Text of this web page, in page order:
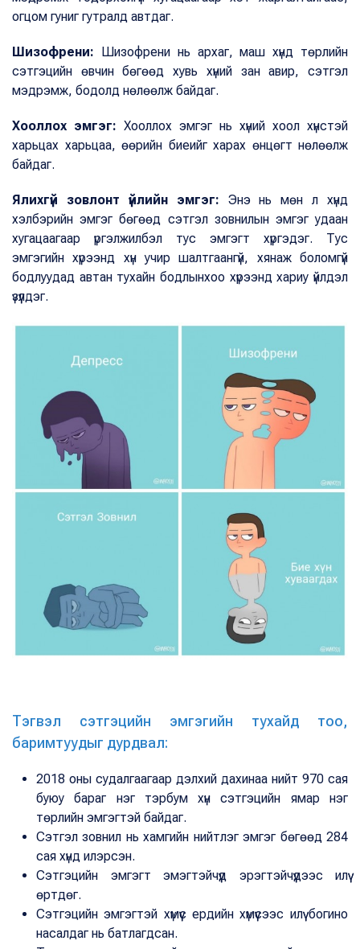
огцом гуниг гутралд автдаг.
Шизофрени: Шизофрени нь архаг, маш хүнд төрлийн
сэтгэцийн өвчин бөгөөд хувь хүний зан авир, сэтгэл
мэдрэмж, бодолд нөлөөлж байдаг.
Хооллох эмгэг: Хооллох эмгэг нь хүний хоол хүнстэй
харьцах харьцаа, өөрийн биеийг харах өнцөгт нөлөөлж
байдаг.
Ялихгүй зовлонт үйлийн эмгэг: Энэ нь мөн л хүнд
хэлбэрийн эмгэг бөгөөд сэтгэл зовнилын эмгэг удаан
хугацаагаар үргэлжилбэл тус эмгэгт хүргэдэг. Тус
эмгэгийн хүрээнд хүн учир шалтгаангүй, хянаж боломгүй
бодлуудад автан тухайн бодлынхоо хүрээнд хариу үйлдэл
үзүүлдэг.
Тэгвэл сэтгэцийн эмгэгийн тухайд тоо,
баримтуудыг дурдвал:
2018 оны судалгаагаар дэлхий дахинаа нийт 970 сая
буюу бараг нэг тэрбум хүн сэтгэцийн ямар нэг
төрлийн эмгэгтэй байдаг.
Сэтгэл зовнил нь хамгийн нийтлэг эмгэг бөгөөд 284
сая хүнд илэрсэн.
Сэтгэцийн эмгэгт эмэгтэйчүүд эрэгтэйчүүдээс илүү
өртдөг.
Сэтгэцийн эмгэгтэй хүмүүс ердийн хүмүүсээс илүү богино
насалдаг нь батлагдсан.